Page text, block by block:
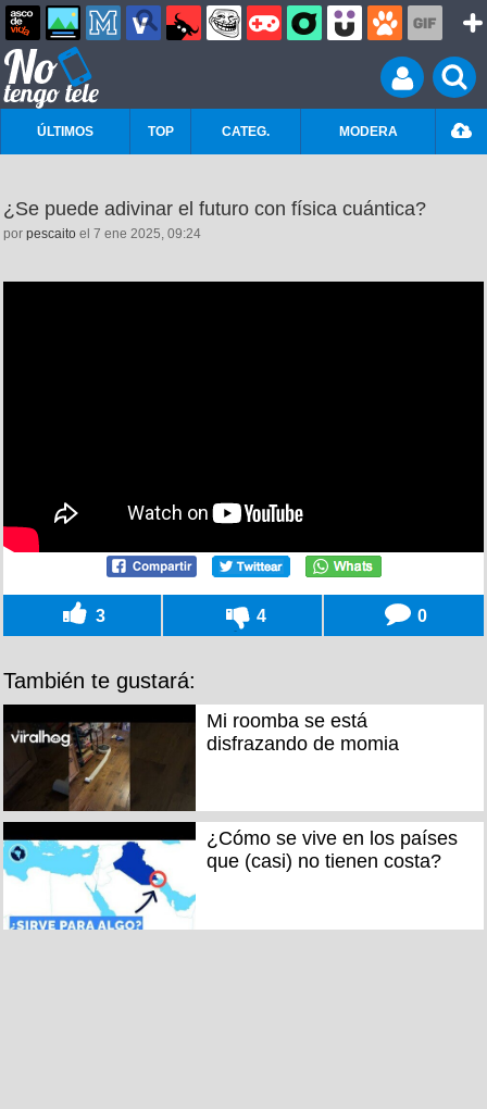
ÚLTIMOS TOP CATEG. MODERA
¿Se puede adivinar el futuro con física cuántica?
por pescaito el 7 ene 2025, 09:24
3 4 0
También te gustará:
Mi roomba se está
disfrazando de momia
¿Cómo se vive en los países
que (casi) no tienen costa?